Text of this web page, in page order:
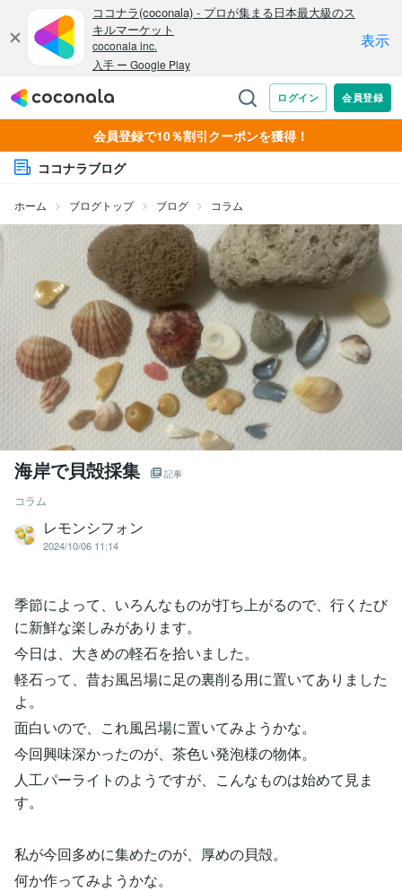
会員登録で10％割引クーポンを獲得！
ココナラブログ
ホーム ブログトップ ブログ コラム
海岸で貝殻採集 記事
コラム
レモンシフォン
2024/10/06 11:14
季節によって、いろんなものが打ち上がるので、行くたび
に新鮮な楽しみがあります。
今日は、大きめの軽石を拾いました。
軽石って、昔お風呂場に足の裏削る用に置いてありました
よ。
面白いので、これ風呂場に置いてみようかな。
今回興味深かったのが、茶色い発泡様の物体。
人工パーライトのようですが、こんなものは始めて見ま
す。
私が今回多めに集めたのが、厚めの貝殻。
何か作ってみようかな。